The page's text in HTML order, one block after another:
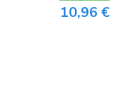
10,96 €